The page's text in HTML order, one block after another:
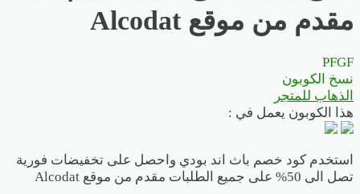
مقدم من موقع Alcodat
PFGF
نسخ الكوبون
الذهاب للمتجر
هذا الكوبون يعمل في :
استخدم كود خصم باث اند بودي واحصل على تخفيضات فورية
تصل الى 50% على جميع الطلبات مقدم من موقع Alcodat